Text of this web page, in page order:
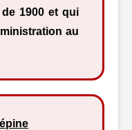
de 1900 et qui
au